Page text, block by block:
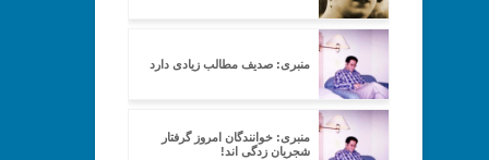
منبری: صدیف مطالب زیادی دارد
منبری: خوانندگان امروز گرفتار
شجریان زدگی اند!